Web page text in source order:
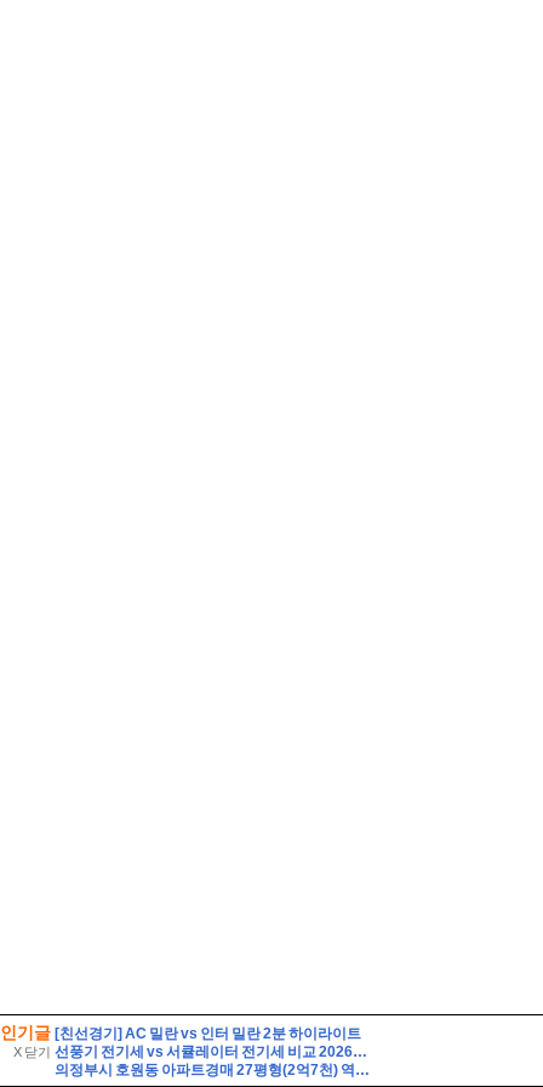
인기글
X 닫기
[친선경기] AC 밀란 vs 인터 밀란 2분 하이라이트
선풍기 전기세 vs 서큘레이터 전기세 비교 2026하루 8시간 사용하면 누가 더 저렴할까?
의정부시 호원동 아파트경매 27평형(2억7천) 역세권 회룡역인근 호원우성3차 20층 유찰1회 의정부호원우성3차아파트 부동산경매 매매